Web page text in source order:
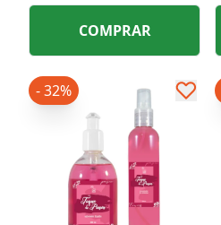
COMPRAR
- 32%